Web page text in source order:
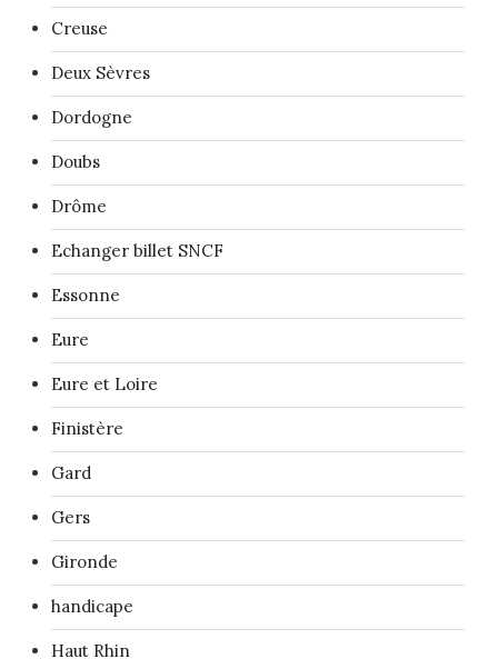
Creuse
Deux Sèvres
Dordogne
Doubs
Drôme
Echanger billet SNCF
Essonne
Eure
Eure et Loire
Finistère
Gard
Gers
Gironde
handicape
Haut Rhin